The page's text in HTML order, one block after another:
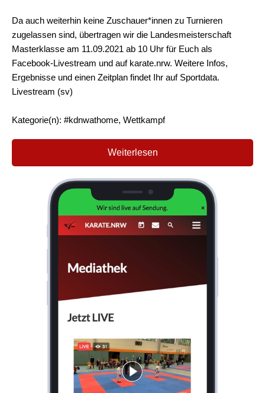
Da auch weiterhin keine Zuschauer*innen zu Turnieren
zugelassen sind, übertragen wir die Landesmeisterschaft
Masterklasse am 11.09.2021 ab 10 Uhr für Euch als
Facebook-Livestream und auf karate.nrw. Weitere Infos,
Ergebnisse und einen Zeitplan findet Ihr auf Sportdata.
Livestream (sv)
Kategorie(n): #kdnwathome, Wettkampf
Weiterlesen